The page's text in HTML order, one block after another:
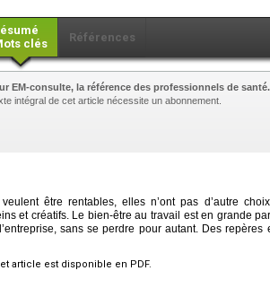
clés
Références
EM-consulte, la référence des professionnels de santé.
intégral de cet article nécessite un abonnement.
être rentables, elles n’ont pas d’autre
et créatifs. Le bien-être au travail est en grande
sans se perdre pour autant. Des
article est disponible en PDF.